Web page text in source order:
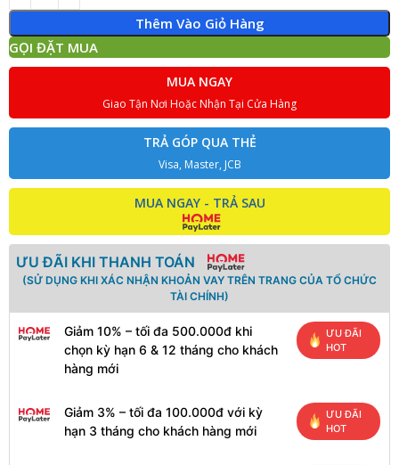
Thêm Vào Giỏ Hàng
GỌI ĐẶT MUA
MUA NGAY
Giao Tận Nơi Hoặc Nhận Tại Cửa Hàng
TRẢ GÓP QUA THẺ
Visa, Master, JCB
MUA NGAY - TRẢ SAU
ƯU ĐÃI KHI THANH TOÁN
(SỬ DỤNG KHI XÁC NHẬN KHOẢN VAY TRÊN TRANG CỦA TỔ CHỨC
TÀI CHÍNH)
Giảm 10% – tối đa 500.000đ khi
chọn kỳ hạn 6 & 12 tháng cho khách
hàng mới
ƯU ĐÃI
HOT
Giảm 3% – tối đa 100.000đ với kỳ
hạn 3 tháng cho khách hàng mới
ƯU ĐÃI
HOT